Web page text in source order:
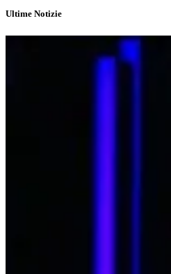
Ultime Notizie